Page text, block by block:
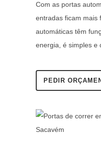
Com as portas
entradas ficam mais
automáticas têm
energia, é simples e
PEDIR